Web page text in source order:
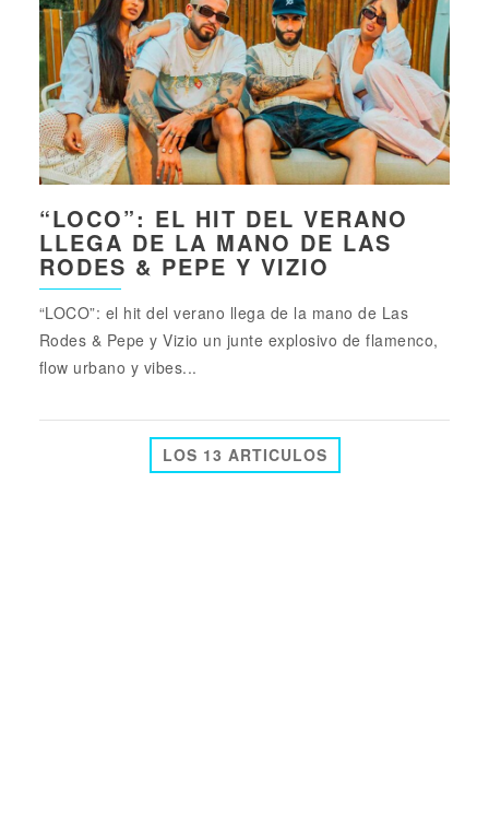
“LOCO”: EL HIT DEL VERANO
LLEGA DE LA MANO DE LAS
RODES & PEPE Y VIZIO
“LOCO”: el hit del verano llega de la mano de Las
Rodes & Pepe y Vizio un junte explosivo de flamenco,
flow urbano y vibes...
LOS 13 ARTICULOS